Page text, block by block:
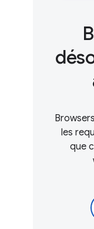
les
que